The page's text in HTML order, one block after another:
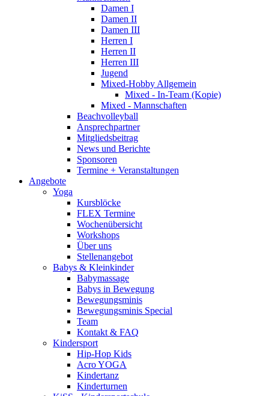
Damen I
Damen II
Damen III
Herren I
Herren II
Herren III
Jugend
Mixed-Hobby Allgemein
Mixed - In-Team (Kopie)
Mixed - Mannschaften
Beachvolleyball
Ansprechpartner
Mitgliedsbeitrag
News und Berichte
Sponsoren
Termine + Veranstaltungen
Angebote
Yoga
Kursblöcke
FLEX Termine
Wochenübersicht
Workshops
Über uns
Stellenangebot
Babys & Kleinkinder
Babymassage
Babys in Bewegung
Bewegungsminis
Bewegungsminis Special
Team
Kontakt & FAQ
Kindersport
Hip-Hop Kids
Acro YOGA
Kindertanz
Kinderturnen